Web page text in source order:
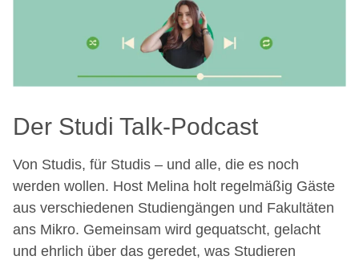
Der Studi Talk-Podcast
Von Studis, für Studis – und alle, die es noch
werden wollen. Host Melina holt regelmäßig Gäste
aus verschiedenen Studiengängen und Fakultäten
ans Mikro. Gemeinsam wird gequatscht, gelacht
und ehrlich über das geredet, was Studieren